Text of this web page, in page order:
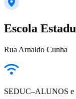
Escola
Rua Arnaldo Cunha
SEDUC–ALUNOS e